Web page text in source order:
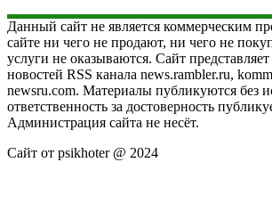
Данный сайт не является коммерческим
сайте ни чего не продают, ни чего не
услуги не оказываются. Сайт
новостей RSS канала news.rambler.ru,
newsru.com. Материалы публикуются без
ответственность за достоверность
Администрация сайта не несёт.
Сайт от psikhoter @ 2024